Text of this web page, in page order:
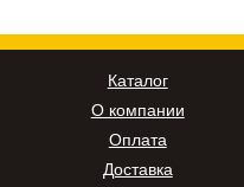
Каталог
О компании
Оплата
Доставка